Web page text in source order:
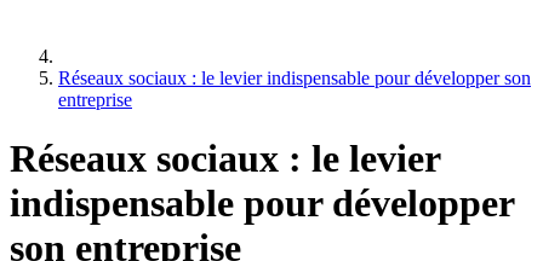
Réseaux sociaux : le levier indispensable pour développer son
entreprise
Réseaux sociaux : le levier
indispensable pour développer
son entreprise